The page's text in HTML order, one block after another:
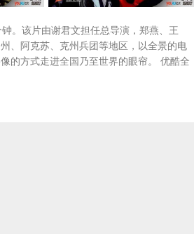
。该片由谢君文担任总导演，郑燕、王
、阿克苏、克州兵团等地区，以全景的电
的方式走进全国乃至世界的眼帘。 优酷全